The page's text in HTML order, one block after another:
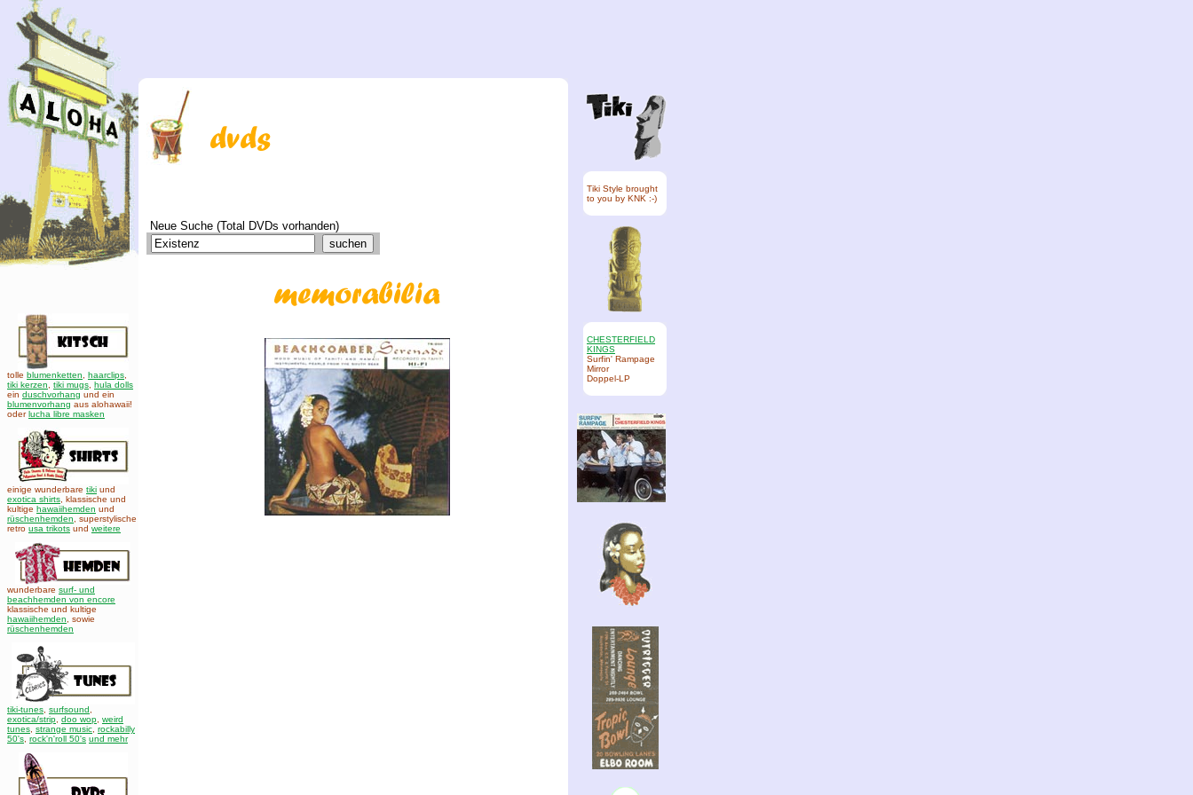
tolle blumenketten haarclips
tiki kerzen
tiki mugs hula dolls
ein duschvorhang und ein
blumenvorhang aus alohawaii!
oderlucha libre masken
einige wunderbare tiki und
exotica shirts , klassische und
kultige hawaiihemden und
rüschenhemden , superstylische
retro usa trikots und weitere
wunderbare surf- und
beachhemden von encore
klassische und kultige
hawaiihemden
sowie
rüschenhemden
tiki-tunes surfsound
exotica/strip doo wop weird
tunes strange music rockabilly
50's rock'n'roll 50's und mehr
Neue Suche (Total DVDs vorhanden)
Tiki Style brought
to you by KNK :-)
CHESTERFIELD
KINGS
Surfin' Rampage
Mirror
Doppel-LP